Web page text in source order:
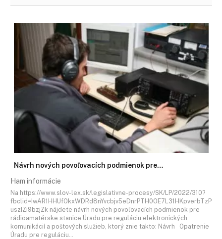
Návrh nových povoľovacích podmienok pre…
Ham informácie
Na https://www.slov-lex.sk/legislativne-procesy/SK/LP/2022/310?
fbclid=IwAR1HHUfOkxWDRd8nYvcbjv5eDnrPTH0OE7L31HKpverbTzP
uszIZi9bzjZk nájdete návrh nových povoľovacích podmienok pre
rádioamatérske stanice Úradu pre reguláciu elektronických
komunikácií a poštových služieb, ktorý znie takto: Návrh Opatrenie
Úradu pre reguláciu…